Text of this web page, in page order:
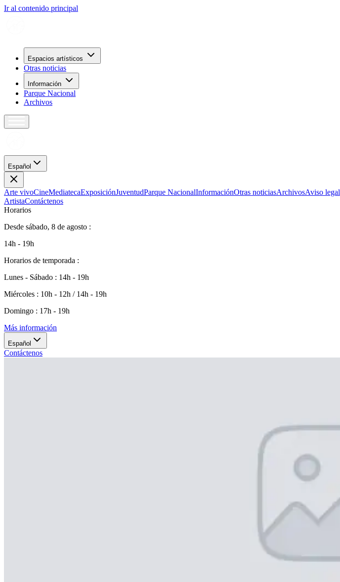
Ir al contenido principal
Espacios artísticos
Otras noticias
Información
Parque Nacional
Archivos
Español
Arte vivoCineMediatecaExposiciónJuventudParque NacionalInformaciónOtras noticiasArchivosAviso legal
ArtistaContáctenos
Horarios
Desde sábado, 8 de agosto :
14h - 19h
Horarios de temporada :
Lunes - Sábado : 14h - 19h
Miércoles : 10h - 12h / 14h - 19h
Domingo : 17h - 19h
Más información
Español
Contáctenos